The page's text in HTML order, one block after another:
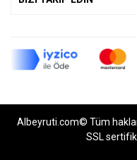
Albeyruti.com© Tüm
SSL